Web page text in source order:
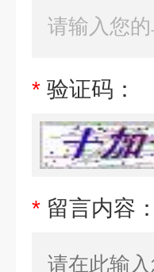
* 验证码：
* 留言内容：